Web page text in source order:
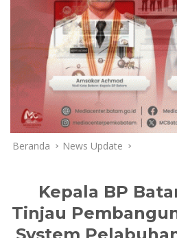
Beranda News Update
Kepala BP
Tinjau